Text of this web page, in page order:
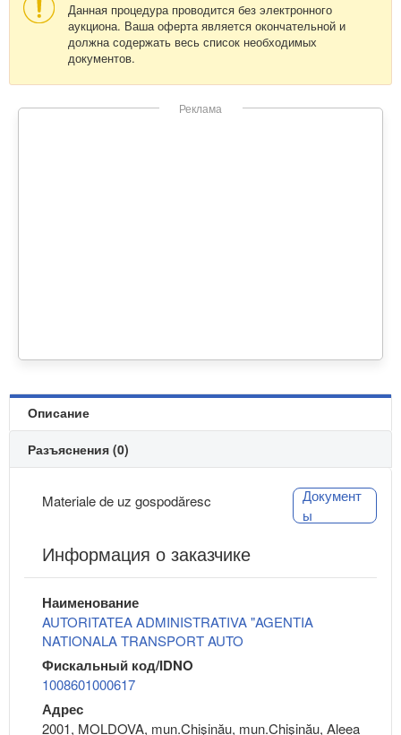
Данная процедура проводится без электронного
аукциона. Ваша оферта является окончательной и
должна содержать весь список необходимых
документов.
Реклама
Описание
Разъяснения (0)
Materiale de uz gospodăresc
Документ
ы
Информация о заказчике
Наименование
AUTORITATEA ADMINISTRATIVA "AGENTIA
NATIONALA TRANSPORT AUTO
Фискальный код/IDNO
1008601000617
Адрес
2001, MOLDOVA, mun.Chişinău, mun.Chişinău, Aleea